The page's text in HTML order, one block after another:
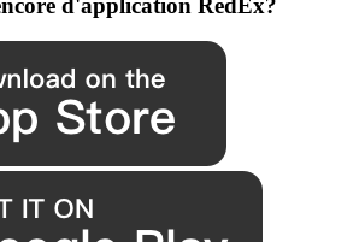
d'application RedEx?